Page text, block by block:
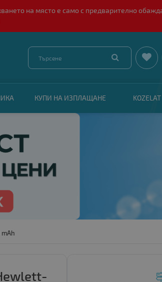
на място е само с предварително
КУПИ НА ИЗПЛАЩАНЕ